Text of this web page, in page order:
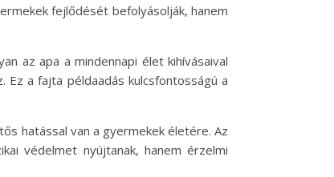
fejlődését befolyásolják, hanem
az apa a mindennapi élet kihívásaival
Ez a fajta példaadás kulcsfontosságú a
hatással van a gyermekek életére. Az
védelmet nyújtanak, hanem érzelmi